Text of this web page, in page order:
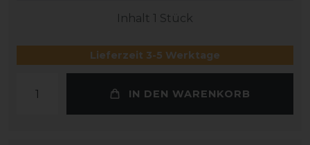
Inhalt 1 Stück
Lieferzeit 3-5 Werktage
IN DEN WARENKORB